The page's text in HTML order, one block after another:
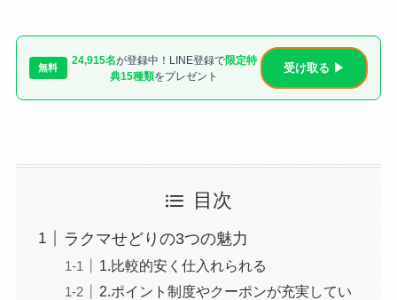
無料
24,915名が登録中！LINE登録で限定特
典15種類をプレゼント
受け取る ▶
目次
ラクマせどりの3つの魅力
1.比較的安く仕入れられる
2.ポイント制度やクーポンが充実してい